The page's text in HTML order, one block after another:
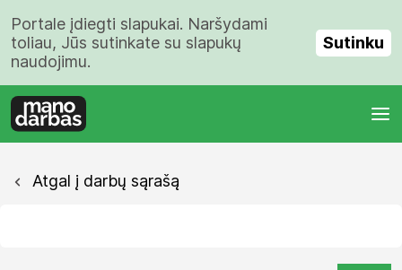
Portale įdiegti slapukai. Naršydami
toliau, Jūs sutinkate su slapukų
naudojimu.
Sutinku
Atgal į darbų sąrašą